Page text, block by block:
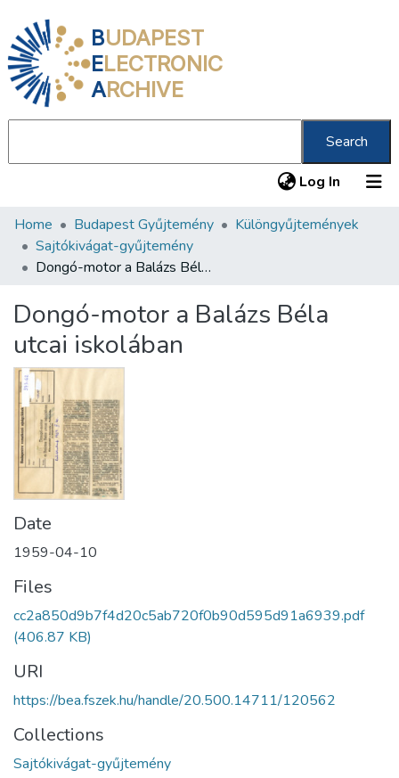
BUDAPEST
ELECTRONIC
ARCHIVE
Search
Log In (current)
Communities & Collections
All of DSpace
About us
Home Budapest Gyűjtemény
Különgyűjtemények
Sajtókivágat-gyűjtemény
Dongó-motor a Balázs Béla utcai iskolában
Dongó-motor a Balázs Béla
utcai iskolában
Date
1959-04-10
Files
cc2a850d9b7f4d20c5ab720f0b90d595d91a6939.pdf
(406.87 KB)
URI
https://bea.fszek.hu/handle/20.500.14711/120562
Collections
Sajtókivágat-gyűjtemény